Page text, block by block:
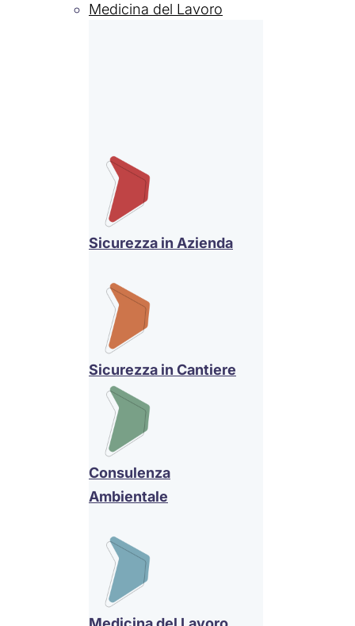
Medicina del Lavoro
Sicurezza in Azienda
Sicurezza in Cantiere
Consulenza
Ambientale